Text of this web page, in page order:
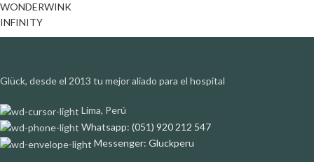
WONDERWINK
INFINITY
Glück, desde el 2013 tu mejor aliado para el hospital
Lima, Perú
Whatsapp: (051) 920 212 547
Messenger: Gluckperu